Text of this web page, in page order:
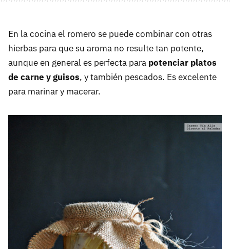
En la cocina el romero se puede combinar con otras
hierbas para que su aroma no resulte tan potente,
aunque en general es perfecta para potenciar platos
de carne y guisos, y también pescados. Es excelente
para marinar y macerar.